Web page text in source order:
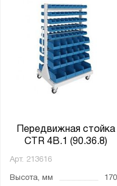
Передвижная стойка
CTR 4B.1 (90.36.8)
Арт. 213616
Высота, мм
Стелла-Техник
Серия:
Constructor
SORTEX